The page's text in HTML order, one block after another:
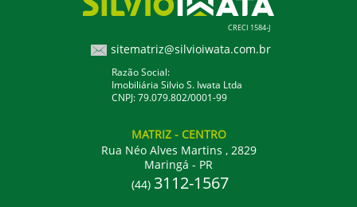
CRECI 1584-J
sitematriz@silvioiwata.com.br
Razão Social:
Imobiliária Silvio S. Iwata Ltda
CNPJ: 79.079.802/0001-99
MATRIZ - CENTRO
Rua Néo Alves Martins , 2829
Maringá - PR
(44) 3112-1567